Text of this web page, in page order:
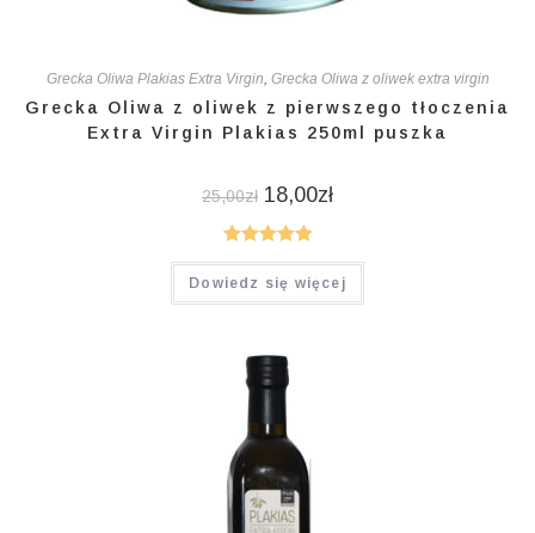
Grecka Oliwa Plakias Extra Virgin, Grecka Oliwa z oliwek extra virgin
Grecka Oliwa z oliwek z pierwszego tłoczenia
Extra Virgin Plakias 250ml puszka
25,00zł 18,00zł
Oceniono
5.00 na 5
Dowiedz się więcej